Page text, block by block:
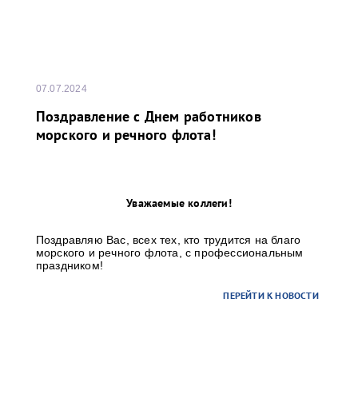
07.07.2024
Поздравление с Днем работников
морского и речного флота!
Уважаемые коллеги!
Поздравляю Вас, всех тех, кто трудится на благо
морского и речного флота, с профессиональным
праздником!
ПЕРЕЙТИ К НОВОСТИ